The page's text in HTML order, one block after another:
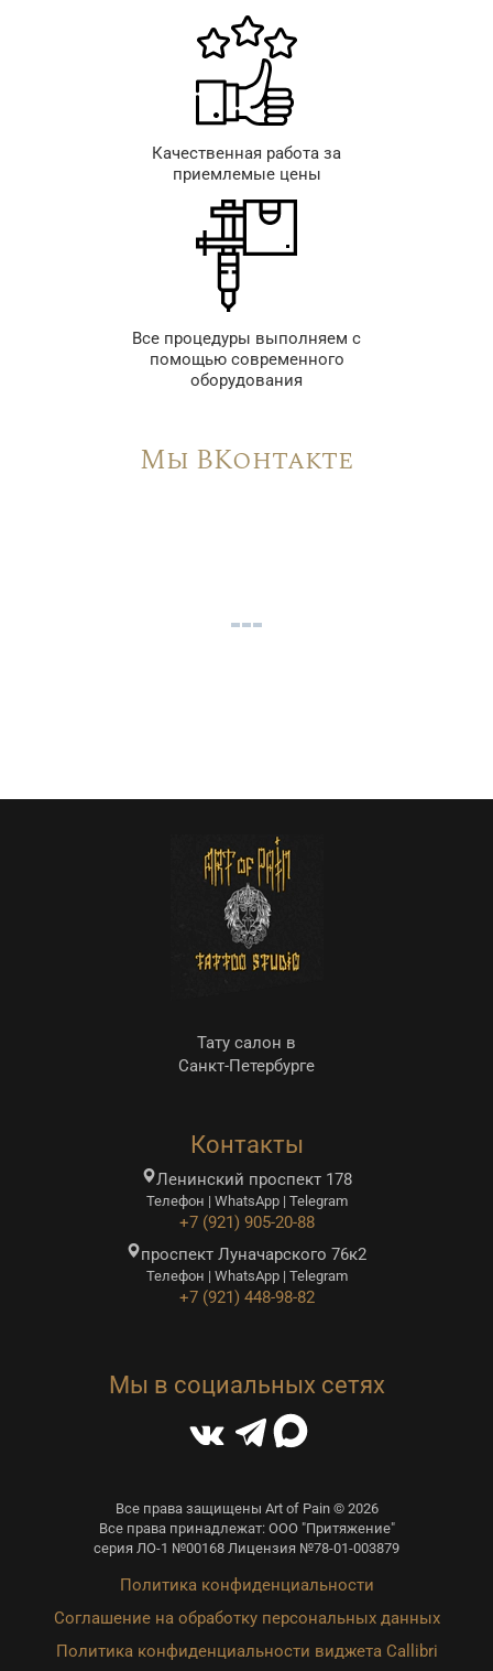
Качественная работа за
приемлемые цены
Все процедуры выполняем с
помощью современного
оборудования
Мы ВКонтакте
Тату салон в
Санкт-Петербурге
Контакты
Ленинский проспект 178
Телефон | WhatsApp | Telegram
+7 (921) 905-20-88
проспект Луначарского 76к2
Телефон | WhatsApp | Telegram
+7 (921) 448-98-82
Мы в социальных сетях
Все права защищены Art of Pain © 2026
Все права принадлежат: ООО "Притяжение"
серия ЛО-1 №00168 Лицензия №78-01-003879
Политика конфиденциальности
Соглашение на обработку персональных данных
Политика конфиденциальности виджета Callibri